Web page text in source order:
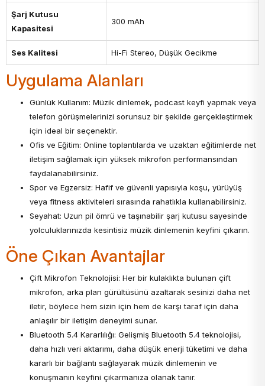
Şarj Kutusu
Kapasitesi
300 mAh
Ses Kalitesi Hi-Fi Stereo, Düşük Gecikme
Uygulama Alanları
Günlük Kullanım: Müzik dinlemek, podcast keyfi yapmak veya
telefon görüşmelerinizi sorunsuz bir şekilde gerçekleştirmek
için ideal bir seçenektir.
Ofis ve Eğitim: Online toplantılarda ve uzaktan eğitimlerde net
iletişim sağlamak için yüksek mikrofon performansından
faydalanabilirsiniz.
Spor ve Egzersiz: Hafif ve güvenli yapısıyla koşu, yürüyüş
veya fitness aktiviteleri sırasında rahatlıkla kullanabilirsiniz.
Seyahat: Uzun pil ömrü ve taşınabilir şarj kutusu sayesinde
yolculuklarınızda kesintisiz müzik dinlemenin keyfini çıkarın.
Öne Çıkan Avantajlar
Çift Mikrofon Teknolojisi: Her bir kulaklıkta bulunan çift
mikrofon, arka plan gürültüsünü azaltarak sesinizi daha net
iletir, böylece hem sizin için hem de karşı taraf için daha
anlaşılır bir iletişim deneyimi sunar.
Bluetooth 5.4 Kararlılığı: Gelişmiş Bluetooth 5.4 teknolojisi,
daha hızlı veri aktarımı, daha düşük enerji tüketimi ve daha
kararlı bir bağlantı sağlayarak müzik dinlemenin ve
konuşmanın keyfini çıkarmanıza olanak tanır.